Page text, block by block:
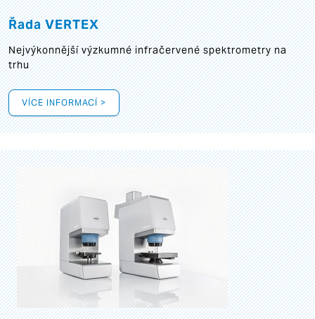
Řada VERTEX
Nejvýkonnější výzkumné infračervené spektrometry na
trhu
VÍCE INFORMACÍ >